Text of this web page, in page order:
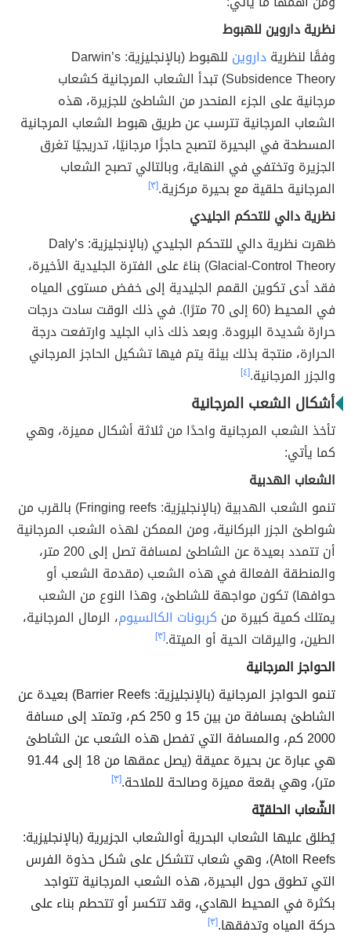
نظرية داروين للهبوط
وفقًا لنظريةداروين
للهبوط (بالإنجليزية: Darwin’s
Subsidence Theory) تبدأ الشعاب المرجانية كشعاب
مرجانية على الجزء المنحدر من الشاطئ للجزيرة، هذه
الشعاب المرجانية تترسب عن طريق هبوط الشعاب المرجانية
المسطحة في البحيرة لتصبح حاجزًا مرجانيًا، تدريجيًا تغرق
الجزيرة وتختفي في النهاية، وبالتالي تصبح الشعاب
المرجانية حلقية مع بحيرة مركزية.[٣]
نظرية دالي للتحكم الجليدي
ظهرت نظرية دالي للتحكم الجليدي (بالإنجليزية: Daly’s
Glacial-Control Theory) بناءً على الفترة الجليدية الأخيرة،
فقد أدى تكوين القمم الجليدية إلى خفض مستوى المياه
في المحيط (60 إلى 70 مترًا). في ذلك الوقت سادت درجات
حرارة شديدة البرودة. وبعد ذلك ذاب الجليد وارتفعت درجة
الحرارة، منتجة بذلك بيئة يتم فيها تشكيل الحاجز المرجاني
والجزر المرجانية.[٤]
أشكال الشعب المرجانية
تأخذ الشعب المرجانية واحدًا من ثلاثة أشكال مميزة، وهي
كما يأتي:
الشعاب الهدبية
تنمو الشعب الهدبية (بالإنجليزية: Fringing reefs) بالقرب من
شواطئ الجزر البركانية، ومن الممكن لهذه الشعب المرجانية
أن تتمدد بعيدة عن الشاطئ لمسافة تصل إلى 200 متر،
والمنطقة الفعالة في هذه الشعب (مقدمة الشعب أو
حوافها) تكون مواجهة للشاطئ، وهذا النوع من الشعب
يمتلك كمية كبيرة من كربونات الكالسيوم، الرمال المرجانية،
الطين، واليرقات الحية أو الميتة.[٣]
الحواجز المرجانية
تنمو الحواجز المرجانية (بالإنجليزية: Barrier Reefs) بعيدة عن
الشاطئ بمسافة من بين 15 و 250 كم، وتمتد إلى مسافة
2000 كم، والمسافة التي تفصل هذه الشعب عن الشاطئ
هي عبارة عن بحيرة عميقة (يصل عمقها من 18 إلى 91.44
متر)، وهي بقعة مميزة وصالحة للملاحة.[٣]
الشّعاب الحلقيّة
يُطلق عليها الشعاب البحرية أوالشعاب الجزيرية (بالإنجليزية:
Atoll Reefs)، وهي شعاب تتشكل على شكل حذوة الفرس
التي تطوق حول البحيرة، هذه الشعب المرجانية تتواجد
بكثرة في المحيط الهادي، وقد تتكسر أو تتحطم بناء على
حركة المياه وتدفقها.[٣]